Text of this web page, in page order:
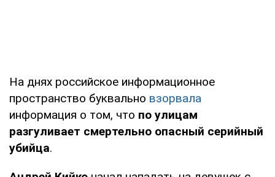
На днях российское информационное
пространство буквально взорвала
информация о том, что по улицам
разгуливает смертельно опасный серийный
убийца.